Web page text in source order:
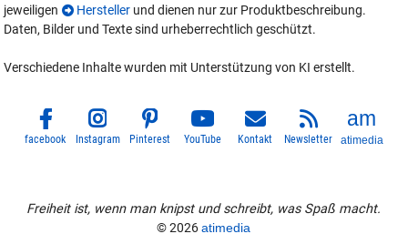
jeweiligen
Hersteller und dienen nur zur Produktbeschreibung.
Daten, Bilder und Texte sind urheberrechtlich geschützt.
Verschiedene Inhalte wurden mit Unterstützung von KI erstellt.
facebook Instagram Pinterest YouTube Kontakt Newsletter atimedia
Freiheit ist, wenn man knipst und schreibt, was Spaß macht.
© 2026atimedia